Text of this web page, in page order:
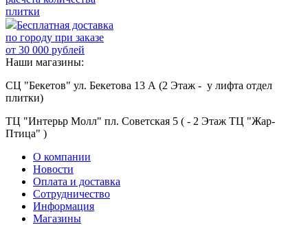
плитки
Бесплатная доставка
по городу при заказе
от 30 000 рублей
Наши магазины:
СЦ "Бекетов" ул. Бекетова 13 А (2 Этаж - у лифта отдел
плитки)
ТЦ "Интерьр Молл" пл. Советская 5 ( - 2 Этаж ТЦ "Жар-
Птица" )
О компании
Новости
Оплата и доставка
Сотрудничество
Информация
Магазины